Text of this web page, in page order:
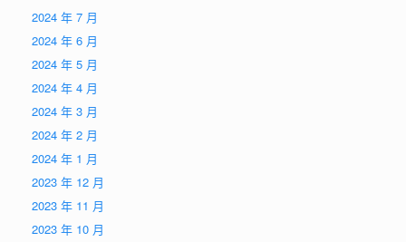
2024 年 7 月
2024 年 6 月
2024 年 5 月
2024 年 4 月
2024 年 3 月
2024 年 2 月
2024 年 1 月
2023 年 12 月
2023 年 11 月
2023 年 10 月